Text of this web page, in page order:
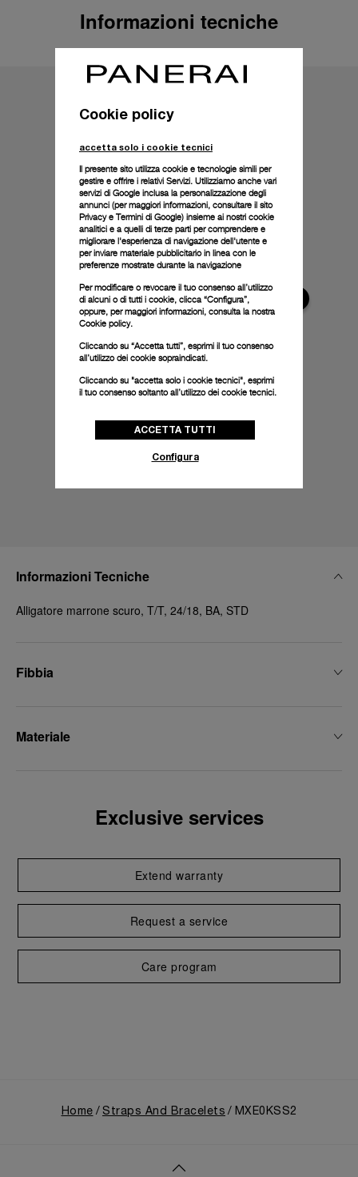
Informazioni tecniche
Informazioni Tecniche
Alligatore marrone scuro, T/T, 24/18, BA, STD
Fibbia
Materiale
Exclusive services
Extend warranty
Request a service
Care program
Home Straps And Bracelets MXE0KSS2
Cookie policy
accetta solo i cookie tecnici
Il presente sito utilizza cookie e tecnologie simili per
gestire e offrire i relativi Servizi. Utilizziamo anche vari
servizi di Google inclusa la personalizzazione degli
annunci (per maggiori informazioni, consultare il sito
Privacy e Termini di Google) insieme ai nostri cookie
analitici e a quelli di terze parti per comprendere e
migliorare l'esperienza di navigazione dell'utente e
per inviare materiale pubblicitario in linea con le
preferenze mostrate durante la navigazione
Per modificare o revocare il tuo consenso all’utilizzo
di alcuni o di tutti i cookie, clicca “Configura”,
oppure, per maggiori informazioni, consulta la nostra
Cookie policy.
Cliccando su “Accetta tutti”, esprimi il tuo consenso
all’utilizzo dei cookie sopraindicati.
Cliccando su "accetta solo i cookie tecnici", esprimi
il tuo consenso soltanto all’utilizzo dei cookie tecnici.
ACCETTA TUTTI
Configura